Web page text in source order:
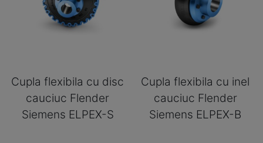
Cupla flexibila cu disc
cauciuc Flender
Siemens ELPEX-S
Cupla flexibila cu inel
cauciuc Flender
Siemens ELPEX-B